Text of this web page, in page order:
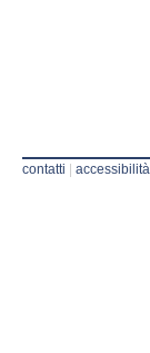
contatti | accessibilità